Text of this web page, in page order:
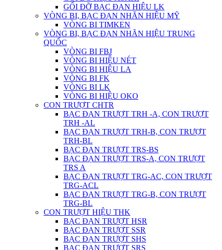
GỐI ĐỠ BẠC ĐẠN HIỆU LK
VÒNG BI, BẠC ĐẠN NHÃN HIỆU MỸ
VÒNG BI TIMKEN
VÒNG BI, BẠC ĐẠN NHÃN HIỆU TRUNG
QUỐC
VÒNG BI FBJ
VÒNG BI HIỆU NÉT
VÒNG BI HIỆU LA
VÒNG BI FK
VÒNG BI LK
VÒNG BI HIỆU OKO
CON TRƯỢT CHTR
BẠC ĐẠN TRƯỢT TRH -A, CON TRƯỢT
TRH -AL
BẠC ĐẠN TRƯỢT TRH-B, CON TRƯỢT
TRH-BL
BẠC ĐẠN TRƯỢT TRS-BS
BẠC ĐẠN TRƯỢT TRS-A, CON TRƯỢT
TRS A
BẠC ĐẠN TRƯỢT TRG-AC, CON TRƯỢT
TRG-ACL
BẠC ĐẠN TRƯỢT TRG-B, CON TRƯỢT
TRG-BL
CON TRƯỢT HIỆU THK
BẠC ĐẠN TRƯỢT HSR
BẠC ĐẠN TRƯỢT SSR
BẠC ĐẠN TRƯỢT SHS
BẠC ĐẠN TRƯỢT SRS